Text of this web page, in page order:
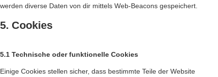
werden diverse Daten von dir mittels Web-Beacons gespeichert.
5. Cookies
5.1 Technische oder funktionelle Cookies
Einige Cookies stellen sicher, dass bestimmte Teile der Website